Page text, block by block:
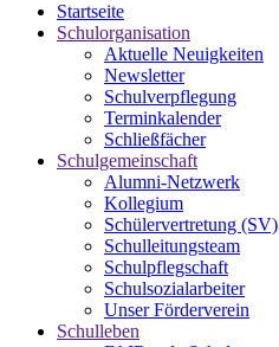
Startseite
Schulorganisation
Aktuelle Neuigkeiten
Newsletter
Schulverpflegung
Terminkalender
Schließfächer
Schulgemeinschaft
Alumni-Netzwerk
Kollegium
Schülervertretung (SV)
Schulleitungsteam
Schulpflegschaft
Schulsozialarbeiter
Unser Förderverein
Schulleben